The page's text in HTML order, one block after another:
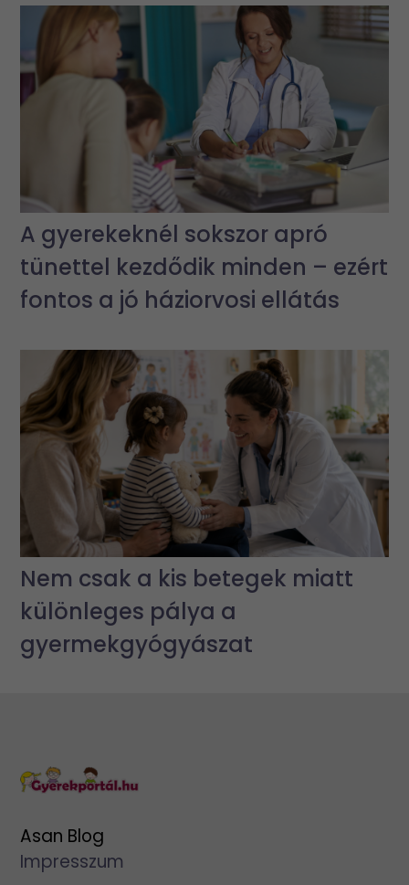
A gyerekeknél sokszor apró
tünettel kezdődik minden – ezért
fontos a jó háziorvosi ellátás
Nem csak a kis betegek miatt
különleges pálya a
gyermekgyógyászat
Asan Blog
Impresszum